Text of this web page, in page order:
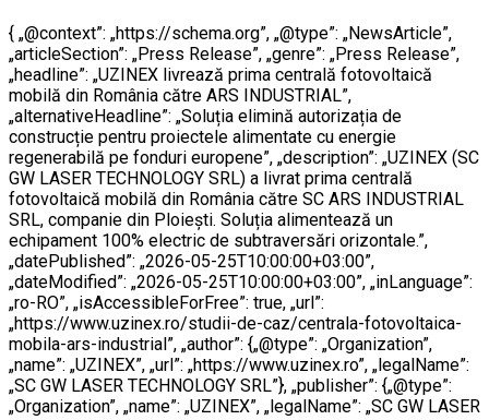
{ „@context”: „https://schema.org”, „@type”: „NewsArticle”,
„articleSection”: „Press Release”, „genre”: „Press Release”,
„headline”: „UZINEX livrează prima centrală fotovoltaică
mobilă din România către ARS INDUSTRIAL”,
„alternativeHeadline”: „Soluția elimină autorizația de
construcție pentru proiectele alimentate cu energie
regenerabilă pe fonduri europene”, „description”: „UZINEX (SC
GW LASER TECHNOLOGY SRL) a livrat prima centrală
fotovoltaică mobilă din România către SC ARS INDUSTRIAL
SRL, companie din Ploiești. Soluția alimentează un
echipament 100% electric de subtraversări orizontale.”,
„datePublished”: „2026-05-25T10:00:00+03:00”,
„dateModified”: „2026-05-25T10:00:00+03:00”, „inLanguage”:
„ro-RO”, „isAccessibleForFree”: true, „url”:
„https://www.uzinex.ro/studii-de-caz/centrala-fotovoltaica-
mobila-ars-industrial”, „author”: {„@type”: „Organization”,
„name”: „UZINEX”, „url”: „https://www.uzinex.ro”, „legalName”:
„SC GW LASER TECHNOLOGY SRL”}, „publisher”: {„@type”:
„Organization”, „name”: „UZINEX”, „legalName”: „SC GW LASER